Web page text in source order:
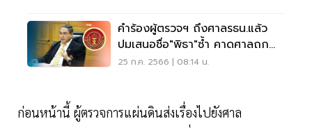
คำร้องผู้ตรวจฯ ถึงศาลรธน.แล้ว
ปมเสนอชื่อ"พิธา"ซ้ำ คาดศาลถก
ไม่ทันพรุ่งนี้
25 ก.ค. 2566 | 08:14 น.
ก่อนหน้านี้ ผู้ตรวจการแผ่นดินส่งเรื่องไปยังศาล